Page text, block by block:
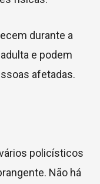
durante a
e podem
afetadas.
policísticos
Não há